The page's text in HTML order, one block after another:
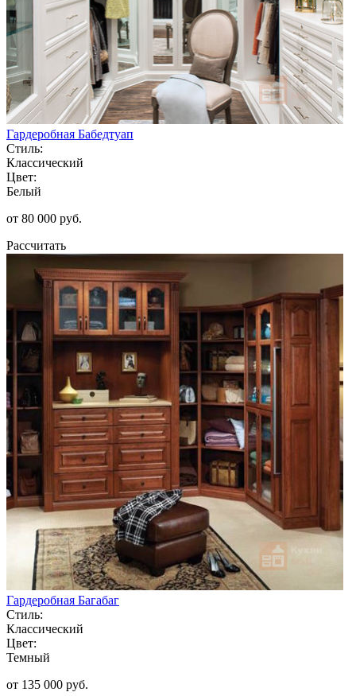
Гардеробная Бабедтуап
Стиль:
Классический
Цвет:
Белый
от 80 000 руб.
Рассчитать
Гардеробная Багабаг
Стиль:
Классический
Цвет:
Темный
от 135 000 руб.